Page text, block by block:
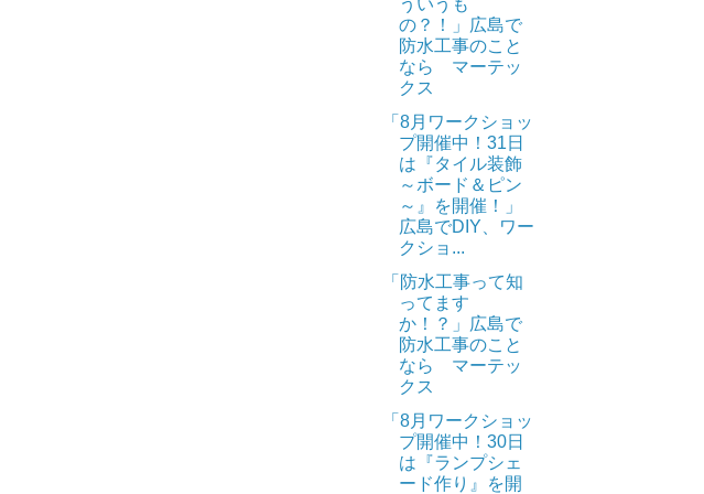
ういうも
の？！」広島で
防水工事のこと
なら マーテッ
クス
「8月ワークショッ
プ開催中！31日
は『タイル装飾
～ボード＆ピン
～』を開催！」
広島でDIY、ワー
クショ...
「防水工事って知
ってます
か！？」広島で
防水工事のこと
なら マーテッ
クス
「8月ワークショッ
プ開催中！30日
は『ランプシェ
ード作り』を開